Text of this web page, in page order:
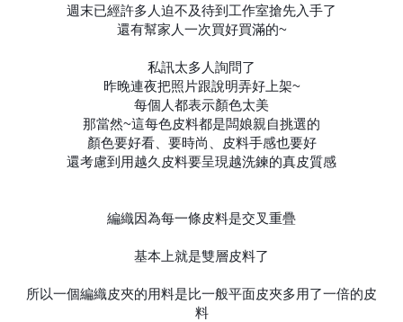
週末已經許多人迫不及待到工作室搶先入手了
還有幫家人一次買好買滿的~
私訊太多人詢問了
昨晚連夜把照片跟說明弄好上架~
每個人都表示顏色太美
那當然~這每色皮料都是闆娘親自挑選的
顏色要好看、要時尚、皮料手感也要好
還考慮到用越久皮料要呈現越洗鍊的真皮質感
編織因為每一條皮料是交叉重疊
基本上就是雙層皮料了
所以一個編織皮夾的用料是比一般平面皮夾多用了一倍的皮
料